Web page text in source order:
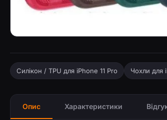
TPU чохол Classic LV серії на Apple
Силікон / TPU для iPhone 11 Pro Чохли для
Опис Характеристики